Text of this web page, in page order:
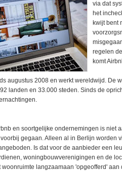
via dat
het
kwijt bent
regelen
komt
augustus 2008 en werkt wereldwijd. De
landen en 33.000 steden. Sinds de
en soortgelijke ondernemingen is niet
gegaan. Alleen al in Berlijn worden
Is dat voor de aanbieder een
woningbouwverenigingen en de
langzaamaan 'opgeofferd'